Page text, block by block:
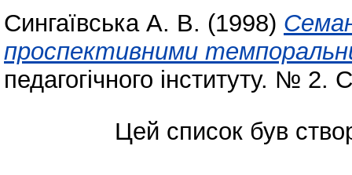
Сингаївська А. В. (1998)
проспективними
педагогічного інституту. № 2.
Цей список був